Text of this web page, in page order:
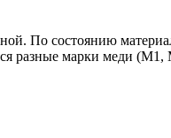
По состоянию
разные марки меди